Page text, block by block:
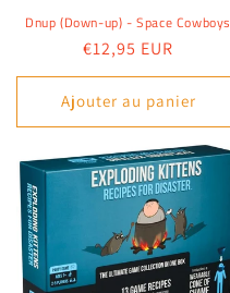
Dnup (Down-up) - Space Cowboys
Prix
habituel
€12,95 EUR
Ajouter au panier